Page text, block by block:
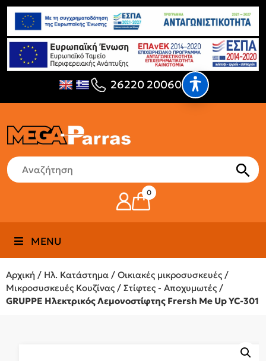
26220 20060
0
MENU
Αρχική / Ηλ. Κατάστημα / Οικιακές μικροσυσκευές /
Μικροσυσκευές Κουζίνας / Στίφτες - Αποχυμωτές /
GRUPPE Ηλεκτρικός Λεμονοστίφτης Frersh Me Up YC-301